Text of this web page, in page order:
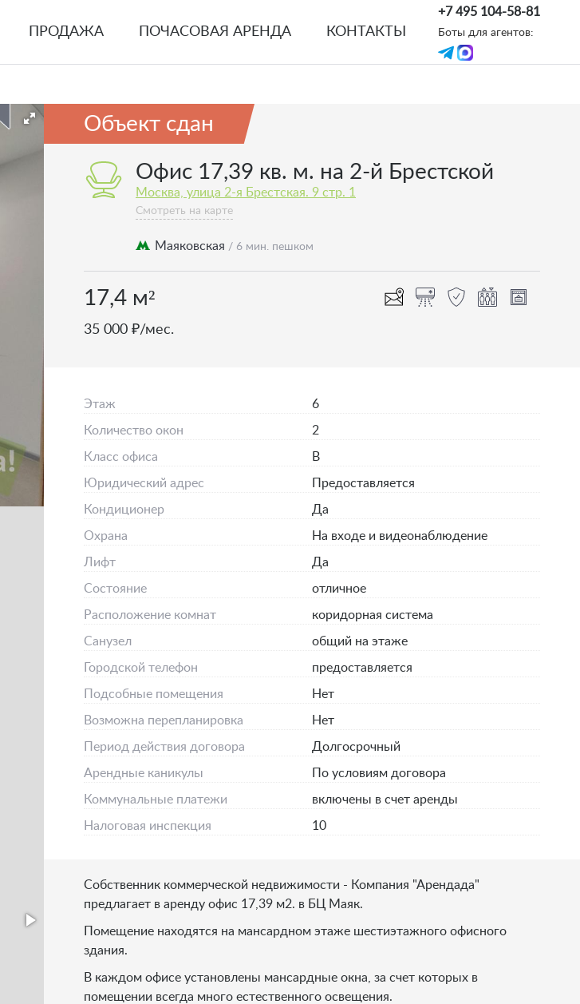
ПРОДАЖА ПОЧАСОВАЯ АРЕНДА КОНТАКТЫ
+7 495 104-58-81
Боты для агентов:
Объект сдан
Офис 17,39 кв. м. на 2-й Брестской
Москва, улица 2-я Брестская. 9 стр. 1
Смотреть на карте
Маяковская / 6 мин. пешком
17,4 м²
35 000 ₽/мес.
Этаж 6
Количество окон 2
Класс офиса B
Юридический адрес Предоставляется
Кондиционер Да
Охрана На входе и видеонаблюдение
Лифт Да
Состояние отличное
Расположение комнат коридорная система
Санузел общий на этаже
Городской телефон предоставляется
Подсобные помещения Нет
Возможна перепланировка Нет
Период действия договора Долгосрочный
Арендные каникулы По условиям договора
Коммунальные платежи включены в счет аренды
Налоговая инспекция 10
Собственник коммерческой недвижимости - Компания "Арендада"
предлагает в аренду офис 17,39 м2. в БЦ Маяк.
Помещение находятся на мансардном этаже шестиэтажного офисного
здания.
В каждом офисе установлены мансардные окна, за счет которых в
помещении всегда много естественного освещения.